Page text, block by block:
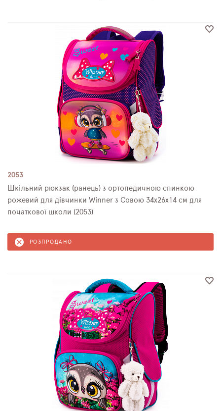
2053
Шкільний рюкзак (ранець) з ортопедичною спинкою
рожевий для дівчинки Winner з Совою 34х26х14 см для
початкової школи (2053)
РОЗПРОДАНО